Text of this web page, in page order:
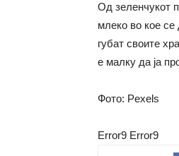
Од зеленчукот
млеко во кое се
губат своите
е малку да ја
Фото: Pexels
Error9 Error9